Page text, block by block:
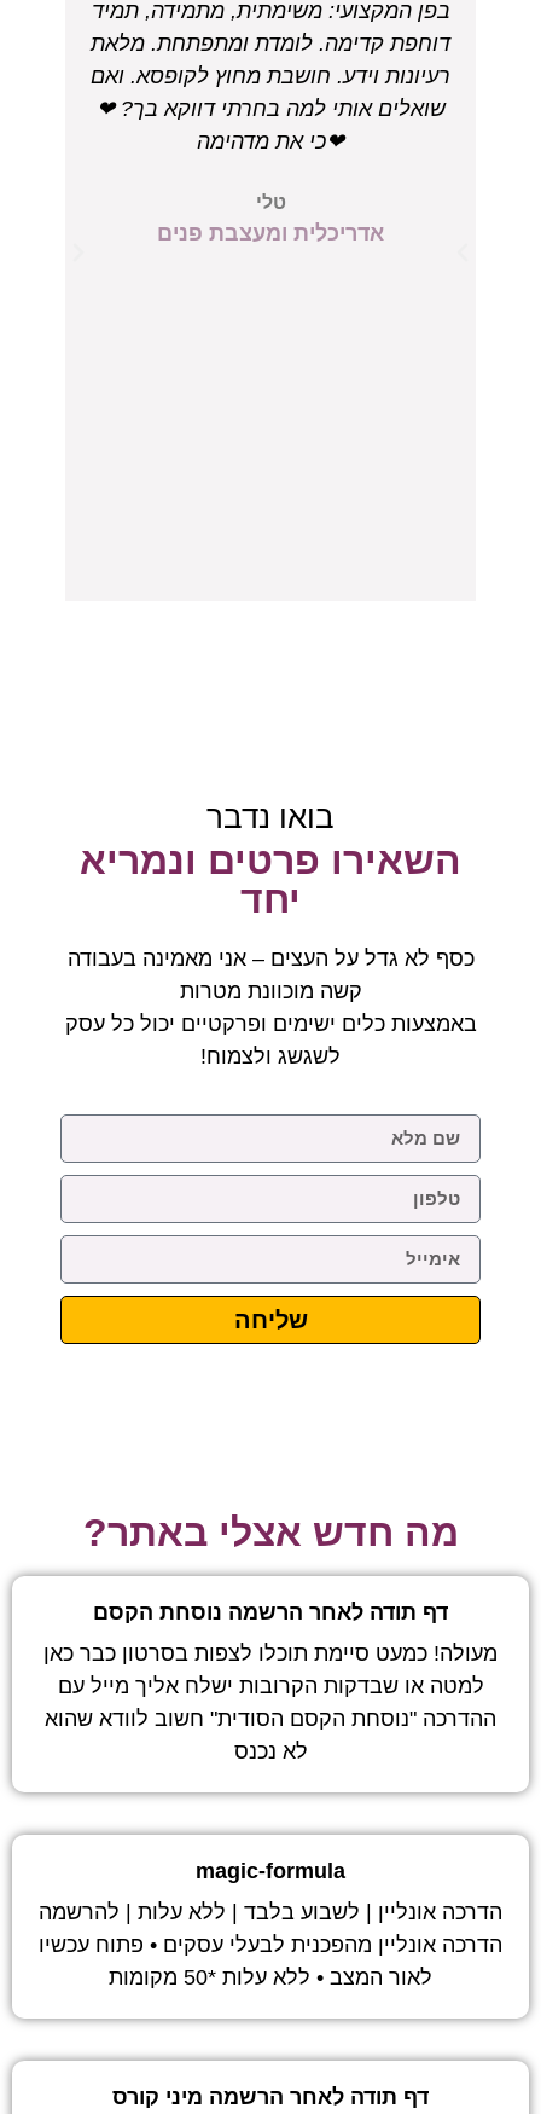
בפן המקצועי: משימתית, מתמידה, תמיד
דוחפת קדימה. לומדת ומתפתחת. מלאת
רעיונות וידע. חושבת מחוץ לקופסא. ואם
שואלים אותי למה בחרתי דווקא בך? ❤
❤כי את מדהימה
טלי
אדריכלית ומעצבת פנים
בואו נדבר
השאירו פרטים ונמריא
יחד
כסף לא גדל על העצים – אני מאמינה בעבודה
קשה מוכוונת מטרות
באמצעות כלים ישימים ופרקטיים יכול כל עסק
לשגשג ולצמוח!
שליחה
מה חדש אצלי באתר?
דף תודה לאחר הרשמה נוסחת הקסם
מעולה! כמעט סיימת תוכלו לצפות בסרטון כבר כאן
למטה או שבדקות הקרובות ישלח אליך מייל עם
ההדרכה "נוסחת הקסם הסודית" חשוב לוודא שהוא
לא נכנס
magic-formula
הדרכה אונליין | לשבוע בלבד | ללא עלות | להרשמה
הדרכה אונליין מהפכנית לבעלי עסקים • פתוח עכשיו
לאור המצב • ללא עלות *50 מקומות
דף תודה לאחר הרשמה מיני קורס